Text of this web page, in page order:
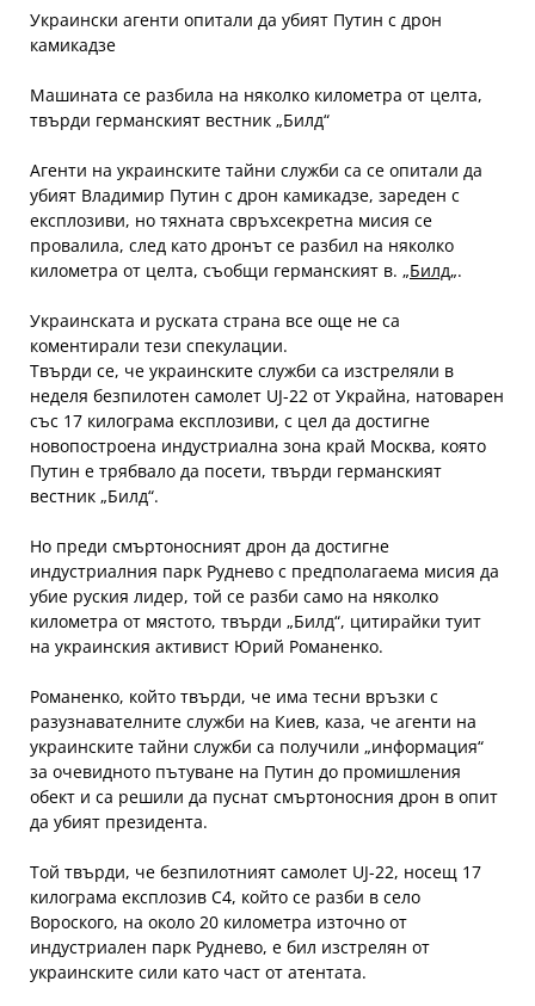
Украински агенти опитали да убият Путин с дрон
камикадзе
Машината се разбила на няколко километра от целта,
твърди германският вестник „Билд“
Агенти на украинските тайни служби са се опитали да
убият Владимир Путин с дрон камикадзе, зареден с
експлозиви, но тяхната свръхсекретна мисия се
провалила, след като дронът се разбил на няколко
километра от целта, съобщи германският в. „Билд„.
Украинската и руската страна все още не са
коментирали тези спекулации.
Твърди се, че украинските служби са изстреляли в
неделя безпилотен самолет UJ-22 от Украйна, натоварен
със 17 килограма експлозиви, с цел да достигне
новопостроена индустриална зона край Москва, която
Путин е трябвало да посети, твърди германският
вестник „Билд“.
Но преди смъртоносният дрон да достигне
индустриалния парк Руднево с предполагаема мисия да
убие руския лидер, той се разби само на няколко
километра от мястото, твърди „Билд“, цитирайки туит
на украинския активист Юрий Романенко.
Романенко, който твърди, че има тесни връзки с
разузнавателните служби на Киев, каза, че агенти на
украинските тайни служби са получили „информация“
за очевидното пътуване на Путин до промишления
обект и са решили да пуснат смъртоносния дрон в опит
да убият президента.
Той твърди, че безпилотният самолет UJ-22, носещ 17
килограма експлозив C4, който се разби в село
Вороского, на около 20 километра източно от
индустриален парк Руднево, е бил изстрелян от
украинските сили като част от атентата.